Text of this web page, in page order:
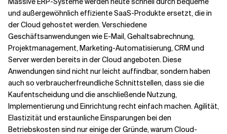
und außergewöhnlich effiziente SaaS-Produkte ersetzt, die in
der Cloud gehostet werden. Verschiedene
Geschäftsanwendungen wie E-Mail, Gehaltsabrechnung,
Projektmanagement, Marketing-Automatisierung, CRM und
Server werden bereits in der Cloud angeboten. Diese
Anwendungen sind nicht nur leicht auffindbar, sondern haben
auch so verbraucherfreundliche Schnittstellen, dass sie die
Kaufentscheidung und die anschließende Nutzung,
Implementierung und Einrichtung recht einfach machen. Agilität,
Elastizität und erstaunliche Einsparungen bei den
Betriebskosten sind nur einige der Gründe, warum Cloud-